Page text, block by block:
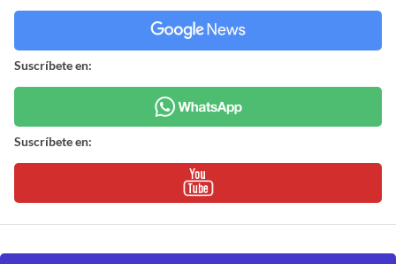
Suscríbete en:
Suscríbete en: